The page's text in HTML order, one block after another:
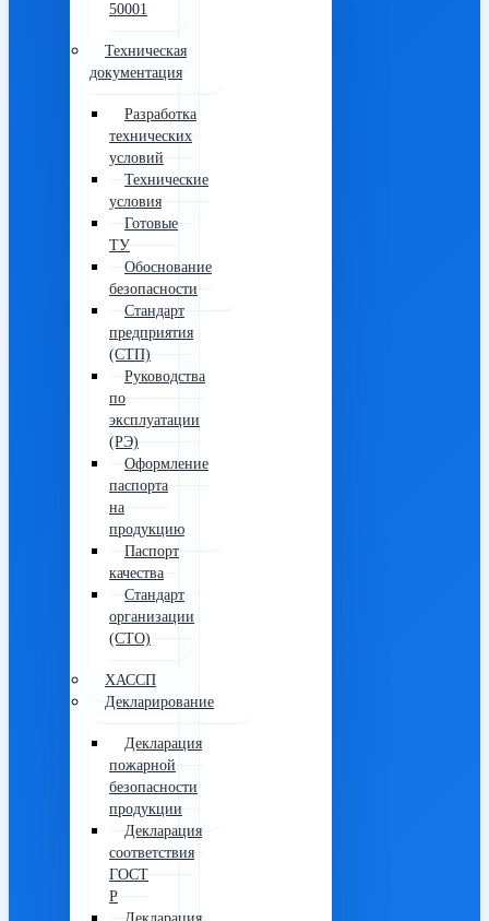
50001
Техническая
документация
Разработка
технических
условий
Технические
условия
Готовые
ТУ
Обоснование
безопасности
Стандарт
предприятия
(СТП)
Руководства
по
эксплуатации
(РЭ)
Оформление
паспорта
на
продукцию
Паспорт
качества
Стандарт
организации
(СТО)
ХАССП
Декларирование
Декларация
пожарной
безопасности
продукции
Декларация
соответствия
ГОСТ
Р